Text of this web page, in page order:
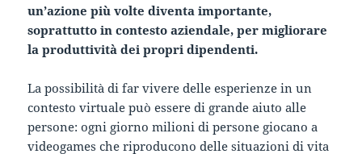
un’azione più volte diventa importante,
soprattutto in contesto aziendale, per migliorare
la produttività dei propri dipendenti.
La possibilità di far vivere delle esperienze in un
contesto virtuale può essere di grande aiuto alle
persone: ogni giorno milioni di persone giocano a
videogames che riproducono delle situazioni di vita